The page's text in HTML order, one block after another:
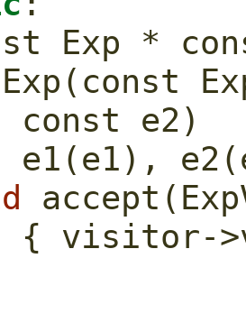
Exp *
const
const e2)
: e1(e1),
{ visitor-